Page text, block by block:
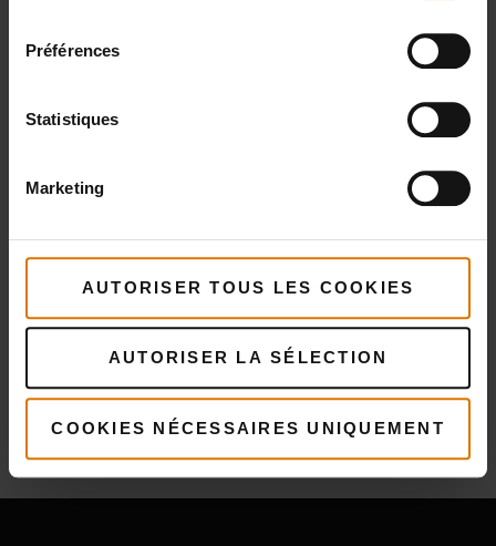
Préférences
Statistiques
Marketing
AUTORISER TOUS LES COOKIES
AUTORISER LA SÉLECTION
COOKIES NÉCESSAIRES UNIQUEMENT
Plusrecettes
Vous pourriez aussi aimer